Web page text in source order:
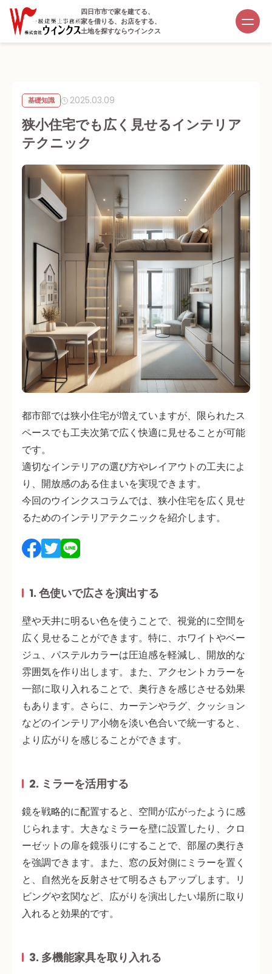
四日市市で家を建てる、
家を借りる、お店をする、
土地を探すならウインクス
基礎知識 2025.03.09
狭小住宅でも広く見せるインテリア
テクニック
都市部では狭小住宅が増えていますが、限られたス
ペースでも工夫次第で広く快適に見せることが可能
です。
適切なインテリアの選び方やレイアウトの工夫によ
り、開放感のある住まいを実現できます。
今回のウインクスコラムでは、狭小住宅を広く見せ
るためのインテリアテクニックを紹介します。
1. 色使いで広さを演出する
壁や天井に明るい色を使うことで、視覚的に空間を
広く見せることができます。特に、ホワイトやベー
ジュ、パステルカラーは圧迫感を軽減し、開放的な
雰囲気を作り出します。また、 アクセントカラーを
一部に取り入れることで、奥行きを感じさせる効果
もあります。さらに、カーテンやラグ、クッション
などのインテリア小物を淡い色合いで統一すると、
より広がりを感じることができます。
2. ミラーを活用する
鏡を戦略的に配置すると、空間が広がったように感
じられます。 大きなミラーを壁に設置したり、 クロ
ーゼットの扉を鏡張りにすることで、部屋の奥行き
を強調できます。また、窓の反対側にミラーを置く
と、自然光を反射させて明るさもアップします。リ
ビングや玄関など、広がりを演出したい場所に取り
入れると効果的です。
3. 多機能家具を取り入れる